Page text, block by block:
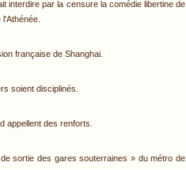
interdire par la censure la comédie libertine de
française de Shanghai.
soient disciplinés.
appellent des renforts.
sortie des gares souterraines » du métro de